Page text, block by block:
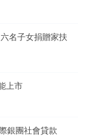
名子女捐贈家扶
上市
銀團社會貸款